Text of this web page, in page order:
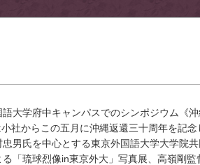
大学府中キャンパスでのシンポジウム《
社からこの五月に沖縄返還三十周年を記
男氏を中心とする東京外国語大学大学院
「琉球烈像in東京外大」写真展、高嶺剛